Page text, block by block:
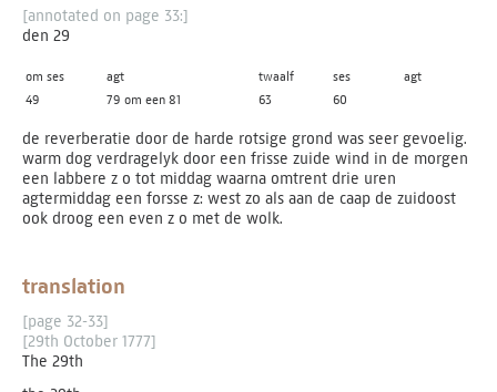
[annotated on page 33:]
den 29
om ses agt twaalf ses
agt
49
79 om een 81 63 60
de reverberatie door de harde rotsige grond was seer gevoelig.
warm dog verdragelyk door een frisse zuide wind in de morgen
een labbere z o tot middag waarna omtrent drie uren
agtermiddag een forsse z: west zo als aan de caap de zuidoost
ook droog een even z o met de wolk.
translation
[page 32-33]
[29th October 1777]
The 29th